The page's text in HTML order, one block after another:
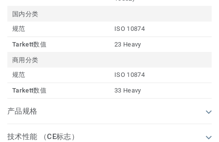
国内分类
规范
ISO 10874
Tarkett数值 23 Heavy
商用分类
规范
ISO 10874
Tarkett数值 33 Heavy
产品规格
技术性能 （CE标志）